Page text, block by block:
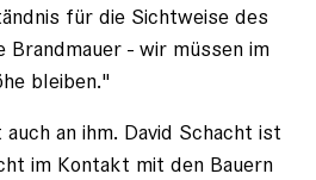
für die Sichtweise des
Brandmauer - wir müssen im
bleiben."
an ihm. David Schacht ist
im Kontakt mit den Bauern